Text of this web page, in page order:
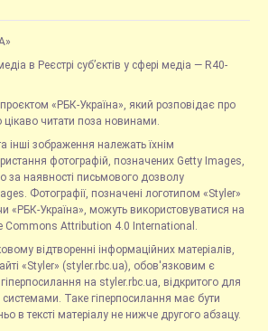
в Реєстрі суб’єктів у сфері медіа — R40-
«РБК-Україна», який розповідає про
читати поза новинами.
інші зображення належать їхнім
фотографій, позначених Getty Images,
за наявності письмового дозволу
Фотографії, позначені логотипом «Styler»
«РБК-Україна», можуть використовуватися на
Commons Attribution 4.0 International.
відтворенні інформаційних матеріалів,
«Styler» (styler.rbc.ua), обов'язковим є
на styler.rbc.ua, відкритого для
системами. Таке гіперпосилання має бути
в тексті матеріалу не нижче другого абзацу.